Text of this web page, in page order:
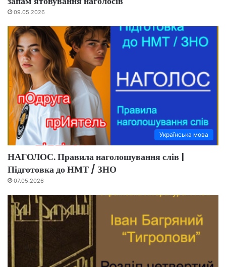
09.05.2026
Українська мова
НАГОЛОС. Правила наголошування слів |
Підготовка до НМТ / ЗНО
07.05.2026